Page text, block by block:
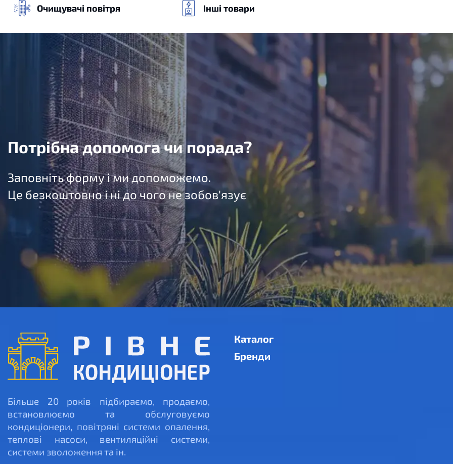
Очищувачі повітря Інші товари
Потрібна допомога чи порада?
Заповніть форму і ми допоможемо.
Це безкоштовно і ні до чого не зобов'язує
Більше 20 років підбираємо, продаємо,
встановлюємо та обслуговуємо
кондиціонери, повітряні системи опалення,
теплові насоси, вентиляційні системи,
системи зволоження та ін.
Каталог
Бренди